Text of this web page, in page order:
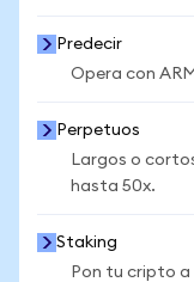
Predecir
Opera con
Perpetuos
Largos o
hasta 50x.
Staking
Pon tu cripto